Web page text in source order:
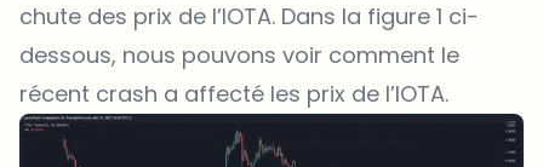
chute des prix de l’IOTA. Dans la figure 1 ci-
dessous, nous pouvons voir comment le
récent crash a affecté les prix de l’IOTA.